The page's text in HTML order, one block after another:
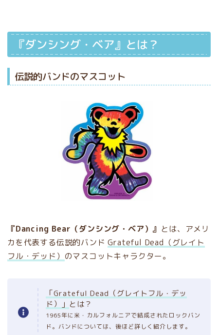
『ダンシング・ベア』とは？
伝説的バンドのマスコット
『Dancing Bear（ダンシング・ベア）』 とは、アメリ
カを代表する伝説的バンドGrateful Dead（グレイト
フル・デッド） のマスコットキャラクター。
「Grateful Dead（グレイトフル・デッ
ド）」 とは？
1965年に米・カルフォルニアで結成されたロックバン
ド。バンドについては、後ほど詳しく紹介します。